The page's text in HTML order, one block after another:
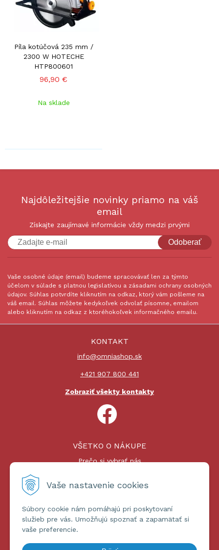
Vaše nastavenie cookies
Súbory cookie nám pomáhajú pri poskytovaní
služieb pre vás. Umožňujú spoznať a zapamätať si
vaše preferencie.
Píla kotúčová 235 mm /
2300 W HOTECHE
HTP800601
96,90 €
Na sklade
Najdôležitejšie novinky priamo na váš
email
Získajte zaujímavé informácie vždy medzi prvými
Odoberať
Vaše osobné údaje (email) budeme spracovávať len za týmto
účelom v súlade s platnou legislatívou a zásadami ochrany osobných
údajov. Súhlas potvrdíte kliknutím na odkaz, ktorý vám pošleme na
váš email. Súhlas môžete kedykoľvek odvolať písomne, emailom
alebo kliknutím na odkaz z ktoréhokoľvek informačného emailu.
KONTAKT
info@omniashop.sk
+421 907 800 441
Zobraziť všekty kontakty
VŠETKO O NÁKUPE
Prečo si vybrať nás
Platby a doprava
ĎALŠIE INFORMÁCIE
Obchodné podmienky